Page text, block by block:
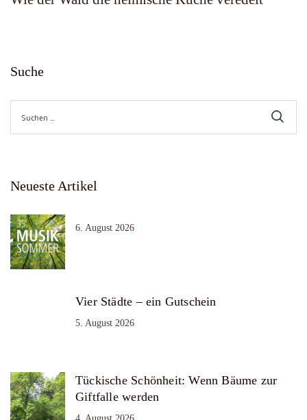
Suche
nach:
Neueste Artikel
6. August 2026
Vier Städte – ein Gutschein
5. August 2026
Tückische Schönheit: Wenn Bäume zur
Giftfalle werden